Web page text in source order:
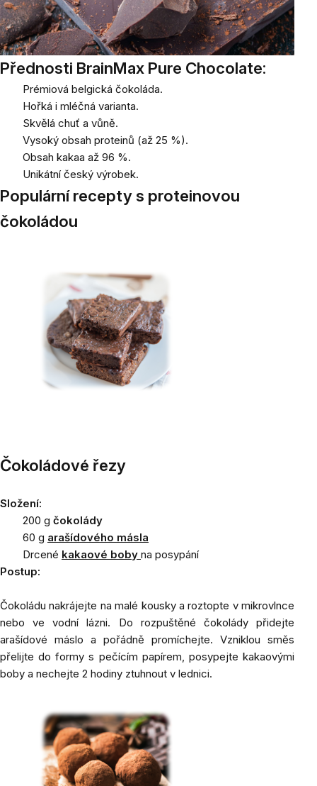
Přednosti BrainMax Pure Chocolate:
Prémiová belgická čokoláda.
Hořká i mléčná varianta.
Skvělá chuť a vůně.
Vysoký obsah proteinů (až 25 %).
Obsah kakaa až 96 %.
Unikátní český výrobek.
Populární recepty s proteinovou
čokoládou
Čokoládové řezy
Složení:
200 g čokolády
60 g arašídového másla
Drcené kakaové boby na posypání
Postup:
Čokoládu nakrájejte na malé kousky a roztopte v mikrovlnce
nebo ve vodní lázni. Do rozpuštěné čokolády přidejte
arašídové máslo a pořádně promíchejte. Vzniklou směs
přelijte do formy s pečícím papírem, posypejte kakaovými
boby a nechejte 2 hodiny ztuhnout v lednici.